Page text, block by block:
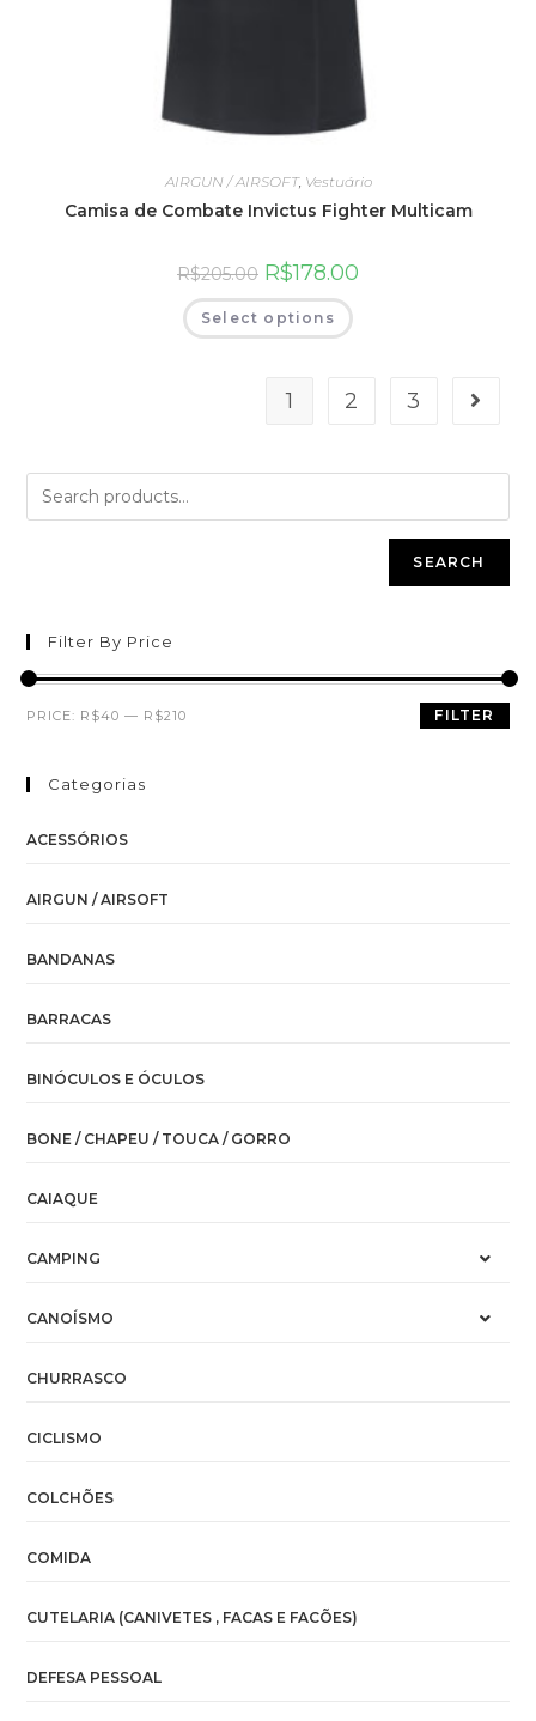
AIRGUN / AIRSOFT, Vestuário
Camisa de Combate Invictus Fighter Multicam
R$205.00 R$178.00
Select options
1 2 3
SEARCH
Filter By Price
FILTER
PRICE: R$40 — R$210
Categorias
ACESSÓRIOS
AIRGUN / AIRSOFT
BANDANAS
BARRACAS
BINÓCULOS E ÓCULOS
BONE / CHAPEU / TOUCA / GORRO
CAIAQUE
CAMPING
CANOÍSMO
CHURRASCO
CICLISMO
COLCHÕES
COMIDA
CUTELARIA (CANIVETES , FACAS E FACÕES)
DEFESA PESSOAL